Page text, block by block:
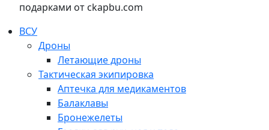
подарками от ckapbu.com
ВСУ
Дроны
Летающие дроны
Тактическая экипировка
Аптечка для медикаментов
Балаклавы
Бронежелеты